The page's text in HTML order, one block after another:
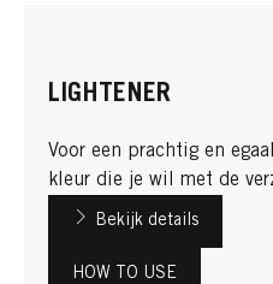
LIGHTENER
Voor een prachtig en
kleur die je wil met de
Bekijk details
HOW TO USE